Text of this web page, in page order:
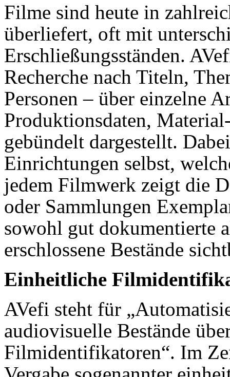
Filme sind heute in
überliefert, oft mit
Erschließungsständen.
Recherche nach Titeln,
Personen – über einzelne
Produktionsdaten,
gebündelt dargestellt.
Einrichtungen selbst,
jedem Filmwerk zeigt die
oder Sammlungen
sowohl gut dokumentierte
erschlossene Bestände
Einheitliche
AVefi steht für
audiovisuelle Bestände
Filmidentifikatoren“. Im